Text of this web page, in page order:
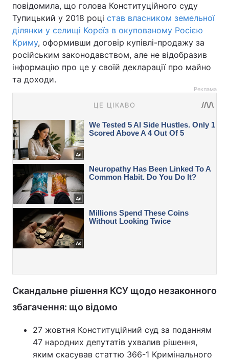
повідомила, що голова Конституційного суду
Тупицький у 2018 році став власником земельної
ділянки у селищі Кореїз в окупованому Росією
Криму, оформивши договір купівлі-продажу за
російським законодавством, але не відобразив
інформацію про це у своїй декларації про майно
та доходи.
Реклама
Скандальне рішення КСУ щодо незаконного
збагачення: що відомо
27 жовтня Конституційний суд за поданням
47 народних депутатів ухвалив рішення,
яким скасував статтю 366-1 Кримінального